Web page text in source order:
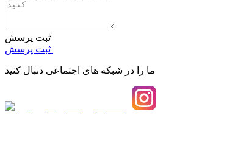
ثبت پرسش
ما را در شبکه های اجتماعی دنبال کنید